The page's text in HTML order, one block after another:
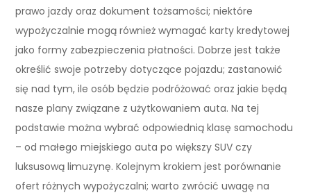
prawo jazdy oraz dokument tożsamości; niektóre
wypożyczalnie mogą również wymagać karty kredytowej
jako formy zabezpieczenia płatności. Dobrze jest także
określić swoje potrzeby dotyczące pojazdu; zastanowić
się nad tym, ile osób będzie podróżować oraz jakie będą
nasze plany związane z użytkowaniem auta. Na tej
podstawie można wybrać odpowiednią klasę samochodu
– od małego miejskiego auta po większy SUV czy
luksusową limuzynę. Kolejnym krokiem jest porównanie
ofert różnych wypożyczalni; warto zwrócić uwagę na